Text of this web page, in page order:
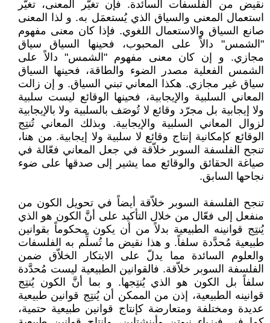
نقيض من الفلسفات السائدة. فإن تغيّر المعنى، تغيّر
استعمال المعنى والسياق الذي يُستعمَل به. و لذا المعنى
صانع السياق والاستعمال اللغوي. فإذا كان معنى مفهوم
"الشمس" دالاً على المحبوب، فحينها السياق سياق
مجازي. و إن كان معنى مفهوم "الشمس" دالاً على
الشمس الفعلية مصدر الضوء والطاقة، فحينها السياق
سياق غير مجازي. هكذا المعاني تبني السياق. و إن زالت
المعاني السلبية والإيجابية، فحينها الوقائع ليست سلبية
ولا إيجابية بل مجرّد وقائع لا تُوصَف بالسلبية ولا بالإيجابية
لزوال المعاني السلبية والإيجابية. وبذلك المعاني تُنتِج
الوقائع كإمكانية إنتاج وقائع لا سلبية ولا إيجابية. من هنا،
تنجح الفلسفة السوبر خلاّقة في جعل المعاني فعّالة في
صياغة الحقائق والوقائع مما يشير إلى صدقها على ضوء
نجاحها السابق.
تنجح الفلسفة السوبر خلاّقة أيضاً في تحويل الكون من
منفعل إلى فعّال من خلال التأكيد على أنَّ الكون هو الذي
يُنتِج قوانينه الطبيعية بدلاً من أن يكون محكوماً بقوانين
طبيعية مُحدَّدة سلفاً. و هذا نقيض ما تُسلِّم به الفلسفات
والعلوم السائدة مما يدلّ على الابتكار الخلاّق ضمن
الفلسفة السوبر خلاّقة. فالقوانين الطبيعية ليست مُحدَّدة
سلفاً بل الكون هو الذي يُنتِجها. و بما أنَّ الكون يُنتِج
قوانينه الطبيعية، إذن من الممكن أن يُنتِج قوانين طبيعية
عديدة ومختلفة ومتعارضة كإنتاج قوانين طبيعية حتمية،